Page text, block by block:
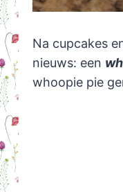
Na cupcakes
nieuws: een
whoopie pie